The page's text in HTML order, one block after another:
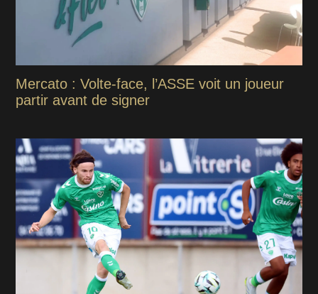
Mercato : Volte-face, l’ASSE voit un joueur
partir avant de signer